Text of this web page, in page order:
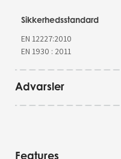
Sikkerhedsstandard
EN 12227:2010
EN 1930 : 2011
Advarsler
Features